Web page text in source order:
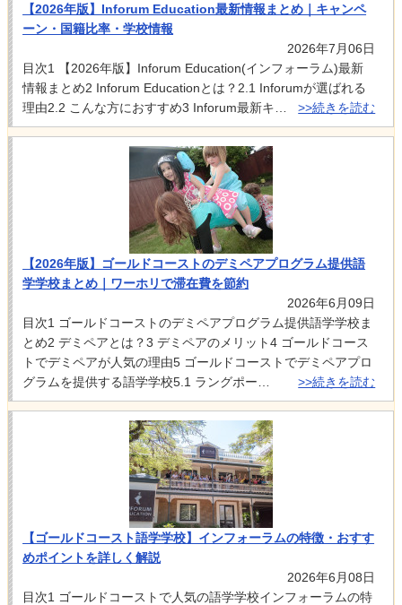
【2026年版】Inforum Education最新情報まとめ｜キャンペ
ーン・国籍比率・学校情報
2026年7月06日
目次1 【2026年版】Inforum Education(インフォーラム)最新
情報まとめ2 Inforum Educationとは？2.1 Inforumが選ばれる
理由2.2 こんな方におすすめ3 Inforum最新キ…
>>続きを読む
【2026年版】ゴールドコーストのデミペアプログラム提供語
学学校まとめ｜ワーホリで滞在費を節約
2026年6月09日
目次1 ゴールドコーストのデミペアプログラム提供語学学校ま
とめ2 デミペアとは？3 デミペアのメリット4 ゴールドコース
トでデミペアが人気の理由5 ゴールドコーストでデミペアプロ
グラムを提供する語学学校5.1 ラングポー…
>>続きを読む
【ゴールドコースト語学学校】インフォーラムの特徴・おすす
めポイントを詳しく解説
2026年6月08日
目次1 ゴールドコーストで人気の語学学校インフォーラムの特